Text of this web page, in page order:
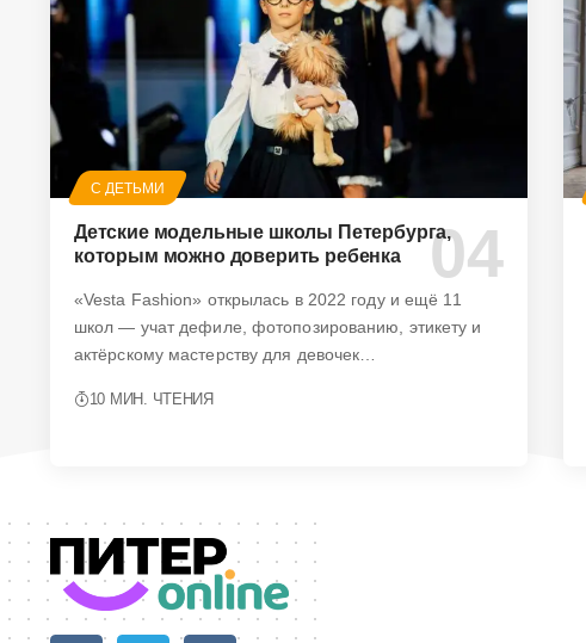
С ДЕТЬМИ
Детские модельные школы Петербурга,
которым можно доверить ребенка
«Vesta Fashion» открылась в 2022 году и ещё 11
школ — учат дефиле, фотопозированию, этикету и
актёрскому мастерству для девочек…
10 МИН. ЧТЕНИЯ